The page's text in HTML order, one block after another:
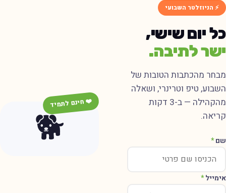
⚡ הניוזלטר השבועי
כל יום שישי,
ישר לתיבה.
מבחר מהכתבות הטובות של
השבוע, טיפ וטרינרי, ושאלה
מהקהילה — ב-3 דקות
קריאה.
שם*
אימייל*
🐕
❤️ חינם לתמיד